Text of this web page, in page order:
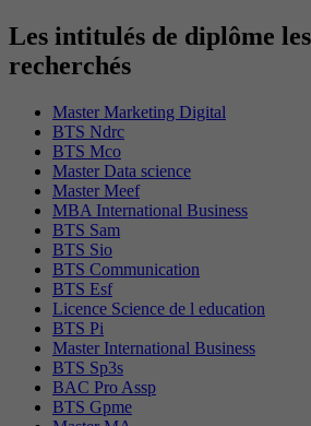
Les intitulés de diplôme
recherchés
Master Marketing Digital
BTS Ndrc
BTS Mco
Master Data science
Master Meef
MBA International Business
BTS Sam
BTS Sio
BTS Communication
BTS Esf
Licence Science de l education
BTS Pi
Master International Business
BTS Sp3s
BAC Pro Assp
BTS Gpme